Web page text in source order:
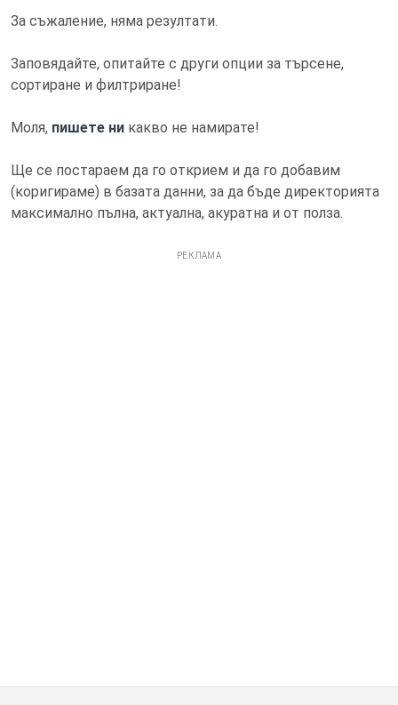
За съжаление, няма резултати.
Заповядайте, опитайте с други опции за търсене,
сортиране и филтриране!
Моля, пишете ни какво не намирате!
Ще се постараем да го открием и да го добавим
(коригираме) в базата данни, за да бъде директорията
максимално пълна, актуална, акуратна и от полза.
РЕКЛАМА